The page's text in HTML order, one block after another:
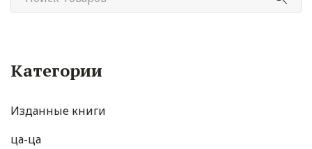
Категории
Изданные книги
ца-ца